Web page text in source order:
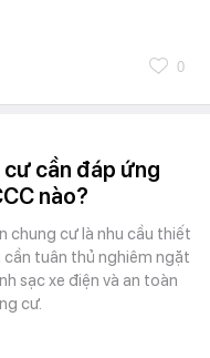
0
cư cần đáp ứng
nào?
chung cư là nhu cầu thiết
cần tuân thủ nghiêm ngặt
sạc xe điện và an toàn
cư.